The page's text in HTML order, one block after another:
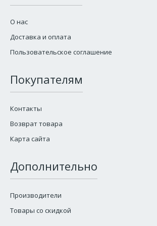
О нас
Доставка и оплата
Пользовательское соглашение
Покупателям
Контакты
Возврат товара
Карта сайта
Дополнительно
Производители
Товары со скидкой